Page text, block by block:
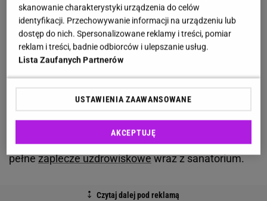
roku.
Nazwa odwiertu nie jest przypadkowa. Nawiązuje
do Ignacego Jana Paderewskiego, który ponad 120
właśnie w tym miejscu. Dawne plany nie zostały
wtedy zrealizowane, jednak dziś sytuacja wygląda
zupełnie inaczej.Samorząd chce jeszcze w tym
roku zdobyć koncesję, a w kolejnym uruchomić
pełnezaplecze uzdrowiskowewraz z sanatorium.
skanowanie charakterystyki urządzenia do celów
identyfikacji. Przechowywanie informacji na urządzeniu lub
dostęp do nich. Spersonalizowane reklamy i treści, pomiar
reklam i treści, badnie odbiorców i ulepszanie usług.
Lista Zaufanych Partnerów
USTAWIENIA ZAAWANSOWANE
AKCEPTUJĘ